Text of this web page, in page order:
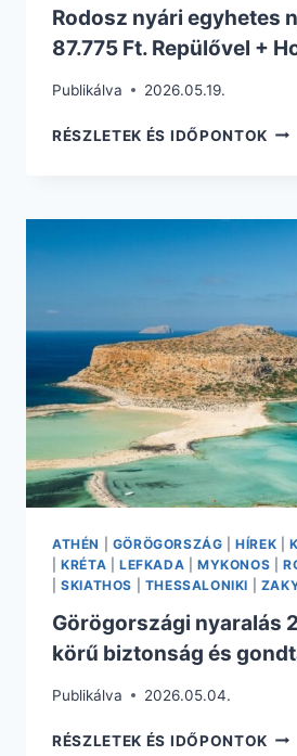
Rodosz nyári egyhetes
87.775 Ft. Repülővel +
Publikálva 2026.05.19.
RÉSZLETEK ÉS IDŐPONTOK
ATHÉN GÖRÖGORSZÁG |HÍREK |
|KRÉTA |LEFKADA |MYKONOS |
|SKIATHOS THESSALONIKI
Görögországi nyaralás
körű biztonság és
Publikálva 2026.05.04.
RÉSZLETEK ÉS IDŐPONTOK